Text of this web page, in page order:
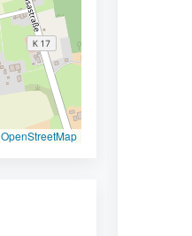
OpenStreetMap